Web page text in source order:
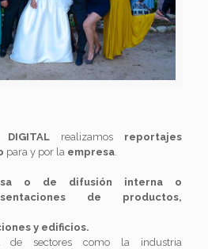
realizamos reportajes
para y por la empresa.
o de difusión interna o
de productos,
y edificios.
de sectores como la industria